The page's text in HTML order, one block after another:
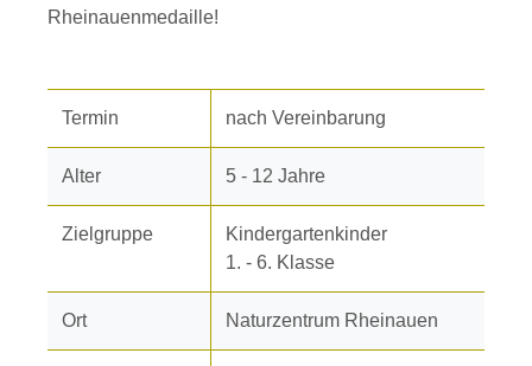
Rheinauenmedaille!
Termin nach Vereinbarung
Alter 5 - 12 Jahre
Zielgruppe
Kindergartenkinder
1. - 6. Klasse
Ort Naturzentrum Rheinauen